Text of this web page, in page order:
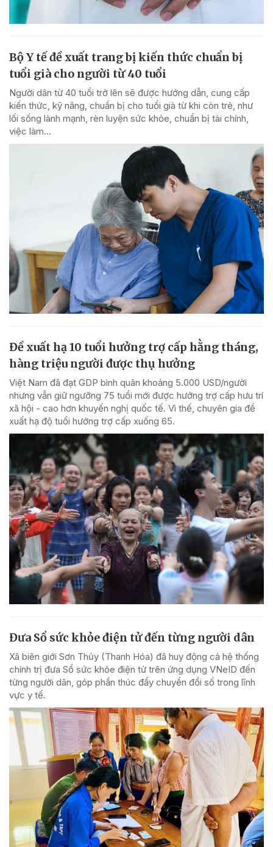
Bộ Y tế đề xuất trang bị kiến thức chuẩn bị
tuổi già cho người từ 40 tuổi
Người dân từ 40 tuổi trở lên sẽ được hướng dẫn, cung cấp
kiến thức, kỹ năng, chuẩn bị cho tuổi già từ khi còn trẻ, như
lối sống lành mạnh, rèn luyện sức khỏe, chuẩn bị tài chính,
việc làm...
Đề xuất hạ 10 tuổi hưởng trợ cấp hằng tháng,
hàng triệu người được thụ hưởng
Việt Nam đã đạt GDP bình quân khoảng 5.000 USD/người
nhưng vẫn giữ ngưỡng 75 tuổi mới được hưởng trợ cấp hưu trí
xã hội - cao hơn khuyến nghị quốc tế. Vì thế, chuyên gia đề
xuất hạ độ tuổi hưởng trợ cấp xuống 65.
Đưa Sổ sức khỏe điện tử đến từng người dân
Xã biên giới Sơn Thủy (Thanh Hóa) đã huy động cả hệ thống
chính trị đưa Sổ sức khỏe điện tử trên ứng dụng VNeID đến
từng người dân, góp phần thúc đẩy chuyển đổi số trong lĩnh
vực y tế.